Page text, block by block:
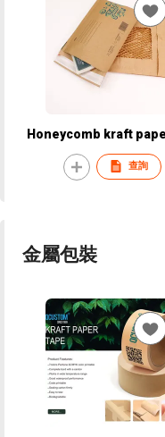
Honeycomb kraft
查詢
金屬包裝